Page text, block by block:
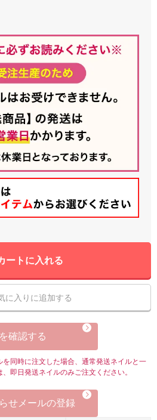
ートに入れる
に入りに追加する
確認する
同時に注文した場合、通常発送ネイルと一
即日発送ネイルのみご注文ください。
せメールの登録